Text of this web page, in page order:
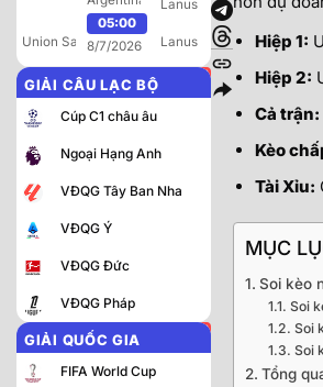
Union Santa Fe
05:00
8/7/2026
Lanus
GIẢI CÂU LẠC BỘ
Cúp C1 châu âu
Ngoại Hạng Anh
VĐQG Tây Ban Nha
VĐQG Ý
VĐQG Đức
VĐQG Pháp
GIẢI QUỐC GIA
FIFA World Cup
Hiệp 1:
Hiệp 2:
Cả trận:
Kèo
Tài Xỉu:
MỤC
Soi kèo
Soi
Soi
Soi
Tổng